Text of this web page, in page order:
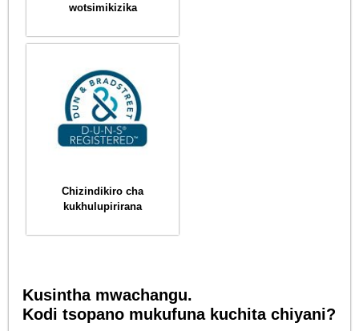
wotsimikizika
Chizindikiro cha
kukhulupirirana
Kusintha mwachangu.
Kodi tsopano mukufuna kuchita chiyani?